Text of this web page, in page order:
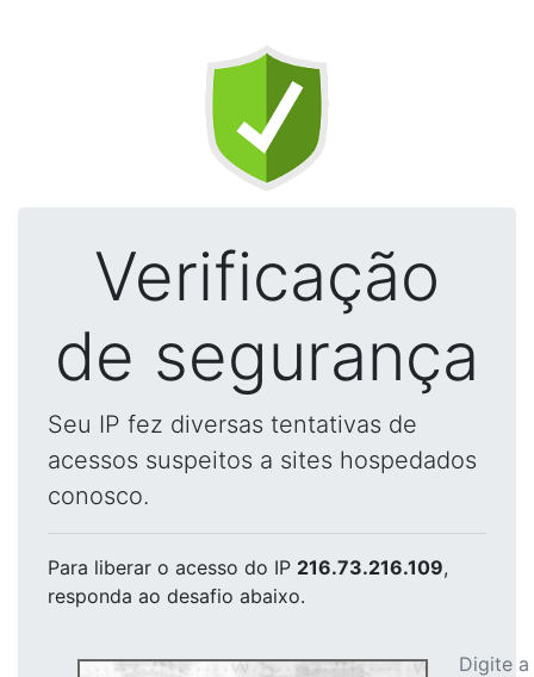
Verificação
de segurança
Seu IP fez diversas tentativas de
acessos suspeitos a sites hospedados
conosco.
Para liberar o acesso do IP 216.73.216.109,
responda ao desafio abaixo.
Digite